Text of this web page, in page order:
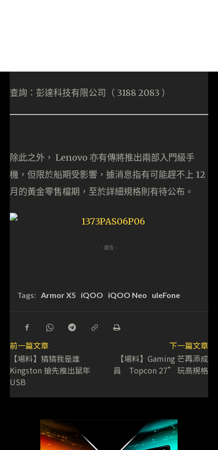
查詢：彭達科技有限公司（ 3188 2083 ）
除此之外， Lenovo 亦有傳將推出兩部入門級手
機，但限於船期受影響，據消息指有可能趕不上 12
月的黃金零售檔期，至於詳細規格則有待公布。
- 廣告 -
Tags: Armor X5 iQOO iQOO Neo uleFone
前一篇文章
【場料】猜猜我是誰
Kingston 搶先推出鼠年
USB
下一篇文章
【場料】Gaming 芒再添成
員 Topcon 27” 玩高規格